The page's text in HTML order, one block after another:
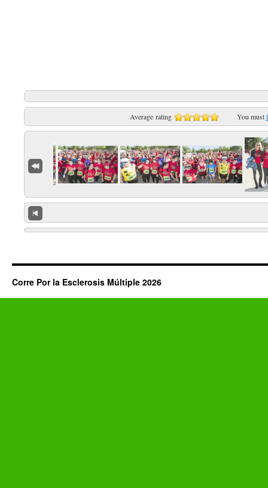
Average rating You must
Corre Por la Esclerosis Múltiple 2026